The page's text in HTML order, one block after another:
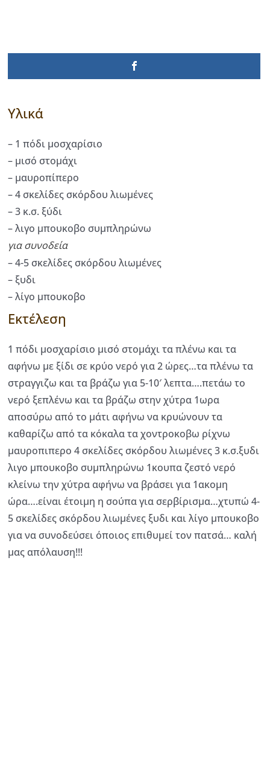
Υλικά
– 1 πόδι μοσχαρίσιο
– μισό στομάχι
– μαυροπίπερο
– 4 σκελίδες σκόρδου λιωμένες
– 3 κ.σ. ξύδι
– λιγο μπουκοβο συμπληρώνω
για συνοδεία
– 4-5 σκελίδες σκόρδου λιωμένες
– ξυδι
– λίγο μπουκοβο
Εκτέλεση
1 πόδι μοσχαρίσιο μισό στομάχι τα πλένω και τα
αφήνω με ξίδι σε κρύο νερό για 2 ώρες…τα πλένω τα
στραγγιζω και τα βράζω για 5-10′ λεπτα….πετάω το
νερό ξεπλένω και τα βράζω στην χύτρα 1ωρα
αποσύρω από το μάτι αφήνω να κρυώνουν τα
καθαρίζω από τα κόκαλα τα χοντροκοβω ρίχνω
μαυροπιπερο 4 σκελίδες σκόρδου λιωμένες 3 κ.σ.ξυδι
λιγο μπουκοβο συμπληρώνω 1κουπα ζεστό νερό
κλείνω την χύτρα αφήνω να βράσει για 1ακομη
ώρα….είναι έτοιμη η σούπα για σερβίρισμα…χτυπώ 4-
5 σκελίδες σκόρδου λιωμένες ξυδι και λίγο μπουκοβο
για να συνοδεύσει όποιος επιθυμεί τον πατσά… καλή
μας απόλαυση!!!